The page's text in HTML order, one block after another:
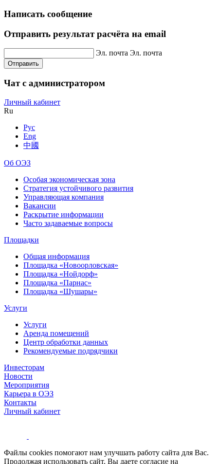
Написать сообщение
Отправить результат расчёта на email
Эл. почта Эл. почта
Отправить
Чат с администратором
Личный кабинет
Ru
Рус
Eng
中國
Об ОЭЗ
Особая экономическая зона
Стратегия устойчивого развития
Управляющая компания
Вакансии
Раскрытие информации
Часто задаваемые вопросы
Площадки
Общая информация
Площадка «Новоорловская»
Площадка «Нойдорф»
Площадка «Парнас»
Площадка «Шушары»
Услуги
Услуги
Аренда помещений
Центр обработки данных
Рекомендуемые подрядчики
Инвесторам
Новости
Мероприятия
Карьера в ОЭЗ
Контакты
Личный кабинет
Файлы cookies помогают нам улучшать работу сайта для Вас.
Продолжая использовать сайт, Вы даете согласие на